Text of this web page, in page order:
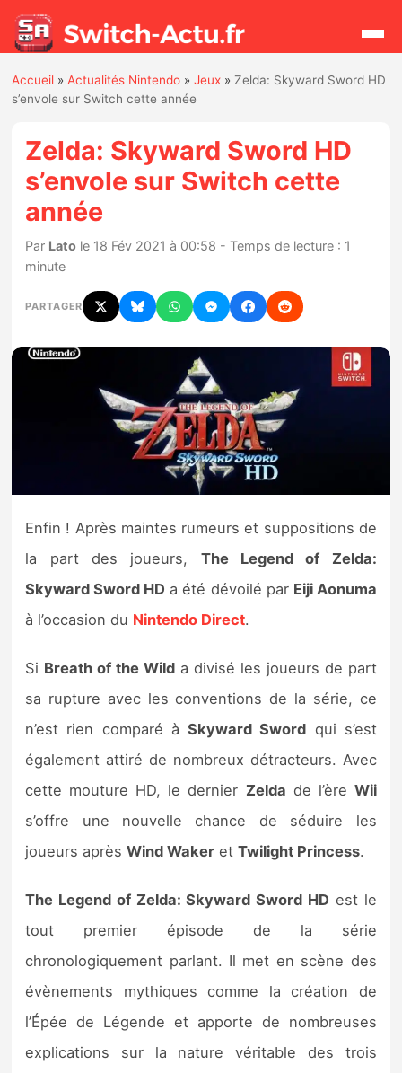
Actualités
Jeux
Hardware
Mises à jour
Chiffres de ventes
Rumeurs
Nintendo Direct
Tests de jeux
Tests d’accessoires
Autres tests
Previews
Précommandes
Précommandes jeux Switch 2
Sorties de jeux
Guides
Accueil »Actualités Nintendo »Jeux »Zelda: Skyward Sword HD
s’envole sur Switch cette année
Zelda: Skyward Sword HD
s’envole sur Switch cette
année
Par Lato le 18 Fév 2021 à 00:58 - Temps de lecture : 1
minute
PARTAGER
Enfin ! Après maintes rumeurs et suppositions de
la part des joueurs, The Legend of Zelda:
Skyward Sword HD a été dévoilé par Eiji Aonuma
à l’occasion du Nintendo Direct.
Si Breath of the Wild a divisé les joueurs de part
sa rupture avec les conventions de la série, ce
n’est rien comparé àSkyward Sword qui s’est
également attiré de nombreux détracteurs. Avec
cette mouture HD, le dernier Zelda de l’ère Wii
s’offre une nouvelle chance de séduire les
joueurs aprèsWind Waker etTwilight Princess.
The Legend of Zelda: Skyward Sword HD est le
tout premier épisode de la série
chronologiquement parlant. Il met en scène des
évènements mythiques comme la création de
l’Épée de Légende et apporte de nombreuses
explications sur la nature véritable des trois